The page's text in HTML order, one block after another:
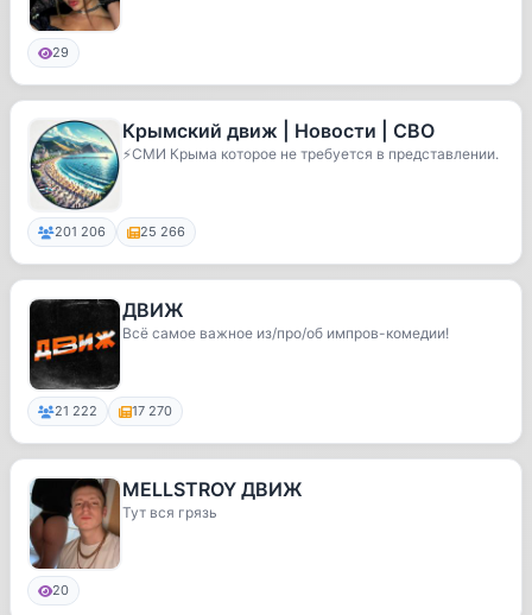
29
Крымский движ | Новости | СВО
⚡️СМИ Крыма которое не требуется в представлении.
201 206 25 266
ДВИЖ
Всё самое важное из/про/об импров-комедии!
21 222 17 270
MELLSTROY ДВИЖ
Тут вся грязь
20